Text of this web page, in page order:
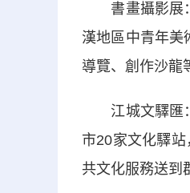
書畫攝影展：
漢地區中青年美
導覽、創作沙龍
江城文驛匯：
市20家文化驛
共文化服務送到